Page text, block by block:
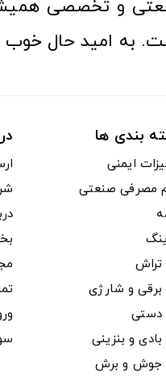
و تخصصی
به امید حال خوب
بندی ها
ایمنی
مصرفی صنعتی
تراش
برقی و شارژی
دستی
بادی و بنزینی
جوش و برش